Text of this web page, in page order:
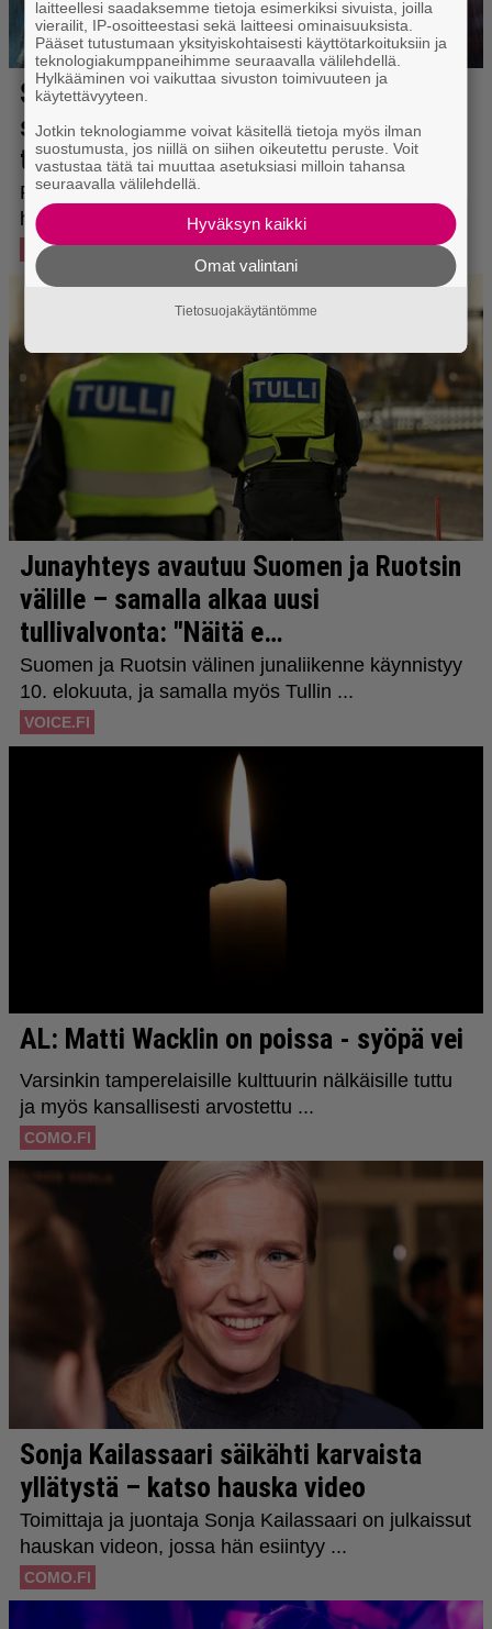
laitteellesi saadaksemme tietoja esimerkiksi sivuista, joilla
vierailit, IP-osoitteestasi sekä laitteesi ominaisuuksista.
Pääset tutustumaan yksityiskohtaisesti käyttötarkoituksiin ja
teknologiakumppaneihimme seuraavalla välilehdellä.
Hylkääminen voi vaikuttaa sivuston toimivuuteen ja
käytettävyyteen.
Jotkin teknologiamme voivat käsitellä tietoja myös ilman
suostumusta, jos niillä on siihen oikeutettu peruste. Voit
vastustaa tätä tai muuttaa asetuksiasi milloin tahansa
seuraavalla välilehdellä.
Hyväksyn kaikki
Omat valintani
Tietosuojakäytäntömme